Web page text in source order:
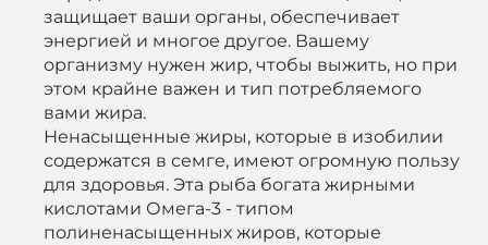
защищает ваши органы, обеспечивает
энергией и многое другое. Вашему
организму нужен жир, чтобы выжить, но при
этом крайне важен и тип потребляемого
вами жира.
Ненасыщенные жиры, которые в изобилии
содержатся в семге, имеют огромную пользу
для здоровья. Эта рыба богата жирными
кислотами Омега-3 - типом
полиненасыщенных жиров, которые